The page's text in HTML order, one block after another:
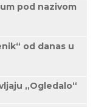
pod nazivom
od danas u
„Ogledalo“